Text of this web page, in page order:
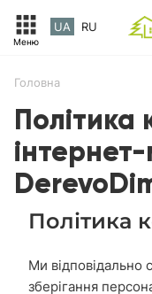
UA RU
Головна
Політика
Політика
Ми відповідально
зберігання